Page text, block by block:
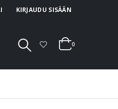
KIRJAUDU SISÄÄN
0